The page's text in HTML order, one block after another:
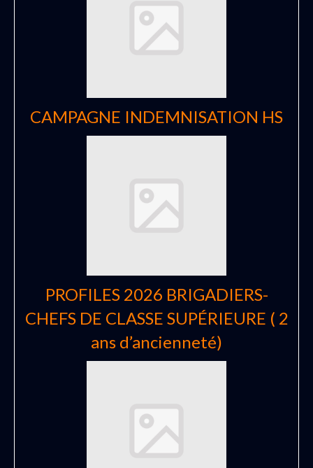
CAMPAGNE INDEMNISATION HS
PROFILES 2026 BRIGADIERS-
CHEFS DE CLASSE SUPÉRIEURE ( 2
ans d’ancienneté)